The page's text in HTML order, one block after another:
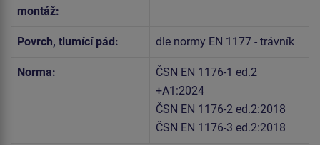
montáž:
Povrch, tlumící pád: dle normy EN 1177 - trávník
Norma:
ČSN EN 1176-1 ed.2
+A1:2024
ČSN EN 1176-2 ed.2:2018
ČSN EN 1176-3 ed.2:2018